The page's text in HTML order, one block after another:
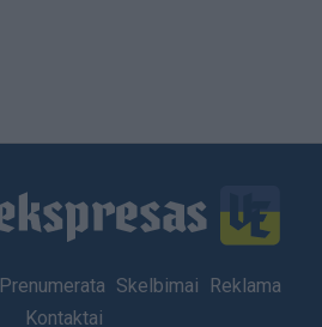
Prenumerata Skelbimai
Reklama
Kontaktai